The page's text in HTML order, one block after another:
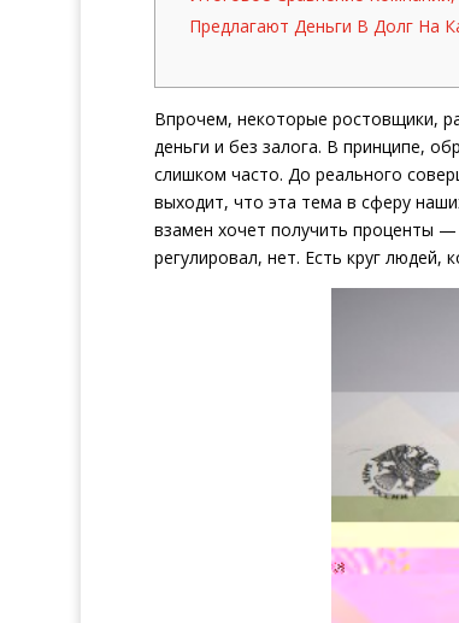
Предлагают Деньги В Долг На
Впрочем, некоторые ростовщики,
деньги и без залога. В принципе,
слишком часто. До реального
выходит, что эта тема в сферу
взамен хочет получить проценты
регулировал, нет. Есть круг людей,